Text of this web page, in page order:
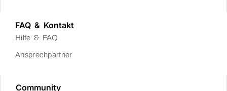
FAQ & Kontakt
Hilfe & FAQ
Ansprechpartner
Community